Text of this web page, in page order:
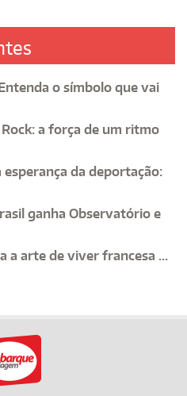
o símbolo que vai
a força de um ritmo
da deportação:
ganha Observatório e
a arte de viver francesa ...